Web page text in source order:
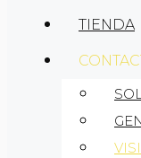
TIENDA